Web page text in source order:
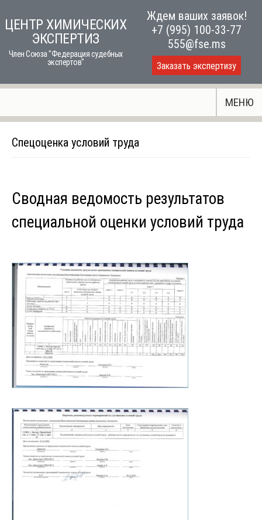
toЦЕНТР ХИМИЧЕСКИХ
ЭКСПЕРТИЗ
Член Союза "Федерация судебных
экспертов"
Ждем ваших заявок!
+7 (995) 100-33-77
555@fse.ms
Заказать экспертизу
МЕНЮ
Спецоценка условий труда
Сводная ведомость результатов
специальной оценки условий труда